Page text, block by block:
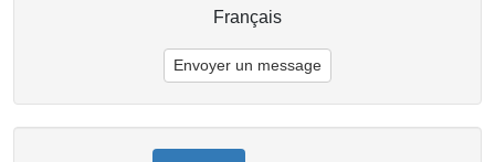
Français
Envoyer un message